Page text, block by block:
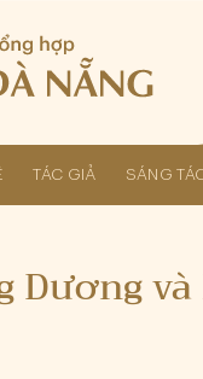
TÁC GIẢ SÁNG
Dương